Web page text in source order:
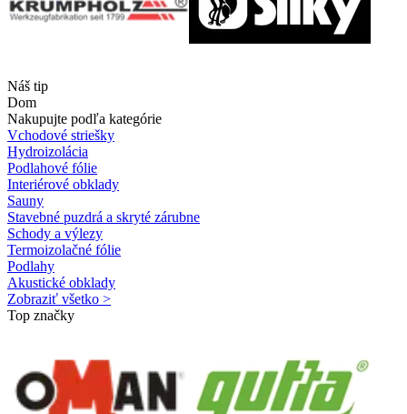
Náš tip
Dom
Nakupujte podľa kategórie
Vchodové striešky
Hydroizolácia
Podlahové fólie
Interiérové obklady
Sauny
Stavebné puzdrá a skryté zárubne
Schody a výlezy
Termoizolačné fólie
Podlahy
Akustické obklady
Zobraziť všetko >
Top značky